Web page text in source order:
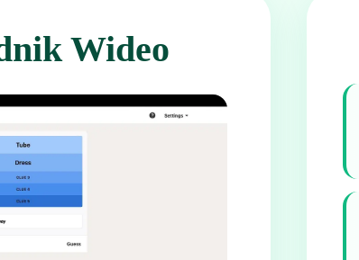
Wideo